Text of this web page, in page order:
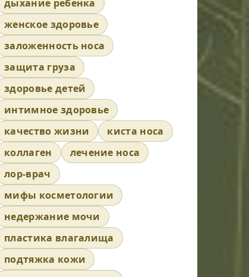
дыхание ребенка
женское здоровье
заложенность носа
защита груза
здоровье детей
интимное здоровье
качество жизни
киста носа
коллаген
лечение носа
лор-врач
мифы косметологии
недержание мочи
пластика влагалища
подтяжка кожи